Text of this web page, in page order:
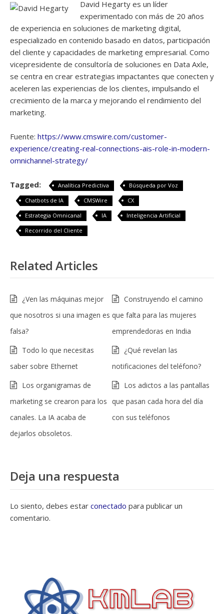
David Hegarty es un líder
experimentado con más de 20 años
de experiencia en soluciones de marketing digital,
especializado en contenido basado en datos, participación
del cliente y capacidades de marketing empresarial. Como
vicepresidente de consultoría de soluciones en Data Axle,
se centra en crear estrategias impactantes que conecten y
aceleren las experiencias de los clientes, impulsando el
crecimiento de la marca y mejorando el rendimiento del
marketing.
Fuente: https://www.cmswire.com/customer-
experience/creating-real-connections-ais-role-in-modern-
omnichannel-strategy/
Tagged: Analítica Predictiva
Búsqueda por Voz
Chatbots de IA
CMSWire
CX
Estrategia Omnicanal
IA
Inteligencia Artificial
Recorrido del Cliente
Related Articles
¿Ven las máquinas mejor
que nosotros si una imagen es
falsa?
Construyendo el camino
que falta para las mujeres
emprendedoras en India
Todo lo que necesitas
saber sobre Ethernet
¿Qué revelan las
notificaciones del teléfono?
Los organigramas de
marketing se crearon para los
canales. La IA acaba de
dejarlos obsoletos.
Los adictos a las pantallas
que pasan cada hora del día
con sus teléfonos
Deja una respuesta
Lo siento, debes estar conectado para publicar un
comentario.